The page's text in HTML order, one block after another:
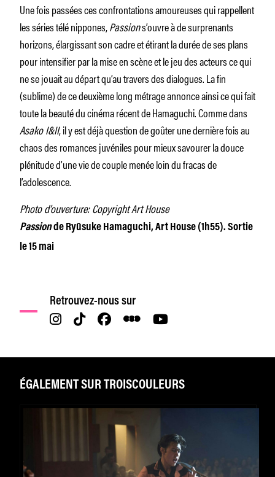
Une fois passées ces confrontations amoureuses qui rappellent
les séries télé nippones,Passions’ouvre à de surprenants
horizons, élargissant son cadre et étirant la durée de ses plans
pour intensifier par la mise en scène et le jeu des acteurs ce qui
ne se jouait au départ qu’au travers des dialogues. La fin
(sublime) de ce deuxième long métrage annonce ainsi ce qui fait
toute la beauté du cinéma récent de Hamaguchi. Comme dans
Asako I&II, il y est déjà question de goûter une dernière fois au
chaos des romances juvéniles pour mieux savourer la douce
plénitude d’une vie de couple menée loin du fracas de
l’adolescence.
Photo d’ouverture: Copyright Art House
Passionde Ryūsuke Hamaguchi, Art House (1h55). Sortie
le 15 mai
Retrouvez-nous sur
ÉGALEMENT SUR TROISCOULEURS